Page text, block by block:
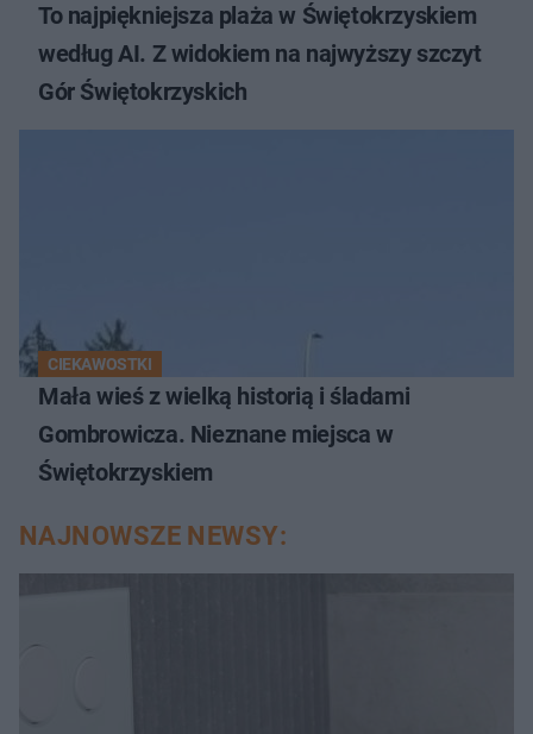
To najpiękniejsza plaża w Świętokrzyskiem
według AI. Z widokiem na najwyższy szczyt
Gór Świętokrzyskich
CIEKAWOSTKI
Mała wieś z wielką historią i śladami
Gombrowicza. Nieznane miejsca w
Świętokrzyskiem
NAJNOWSZE NEWSY: